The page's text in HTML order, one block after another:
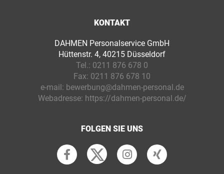
KONTAKT
DAHMEN Personalservice GmbH
Hüttenstr. 4, 40215 Düsseldorf
Tel.: 0211 876 678 0
Fax: 0211 876 678 10
e-mail: bewerbung@dahmen-personal.de
Webadresse: https://dahmen-personal.de/
FOLGEN SIE UNS